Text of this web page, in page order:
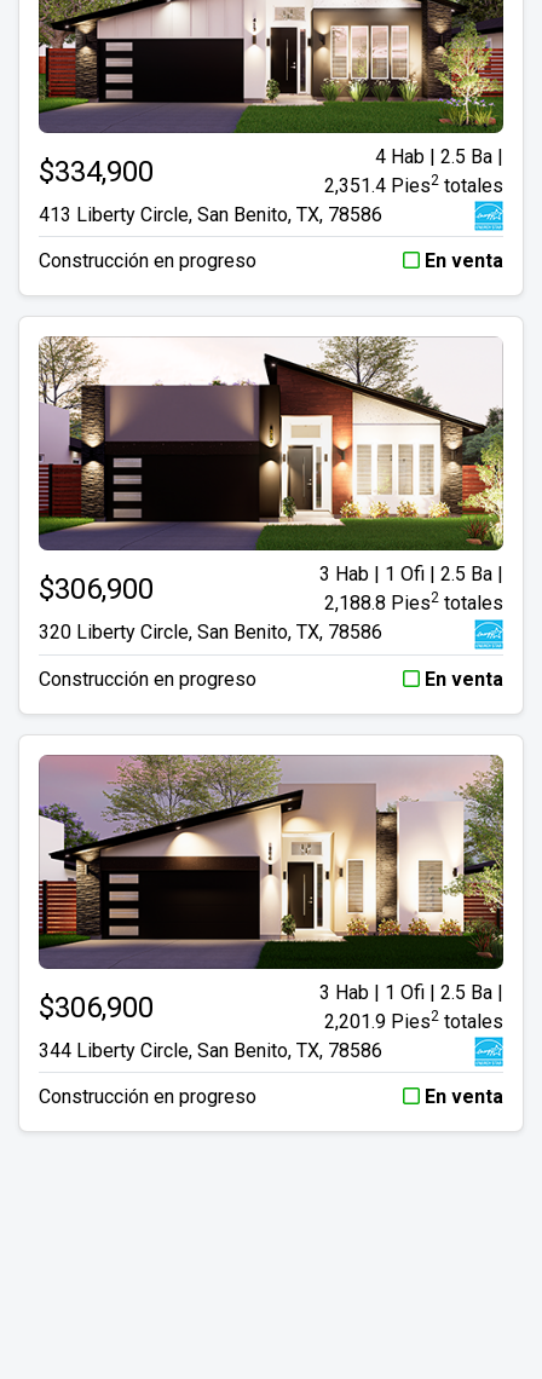
$334,900
4 Hab | 2.5 Ba |
2,351.4 Pies2totales
413 Liberty Circle, San Benito, TX, 78586
Construcción en progreso En venta
$306,900
3 Hab | 1 Ofi | 2.5 Ba |
2,188.8 Pies2totales
320 Liberty Circle, San Benito, TX, 78586
Construcción en progreso En venta
$306,900
3 Hab | 1 Ofi | 2.5 Ba |
2,201.9 Pies2totales
344 Liberty Circle, San Benito, TX, 78586
Construcción en progreso En venta